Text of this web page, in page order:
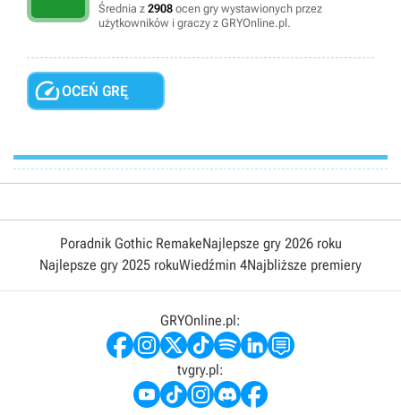
Średnia z 2908 ocen gry wystawionych przez
użytkowników i graczy z GRYOnline.pl.
OCEŃ GRĘ
Poradnik Gothic RemakeNajlepsze gry 2026 roku
Najlepsze gry 2025 rokuWiedźmin 4Najbliższe premiery
GRYOnline.pl:
tvgry.pl: